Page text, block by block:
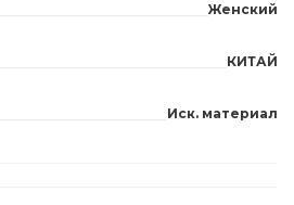
Женский
КИТАЙ
Иск. материал